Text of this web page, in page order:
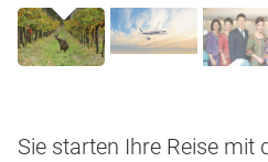
Sie starten Ihre Reise mit